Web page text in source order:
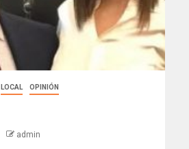
LOCAL OPINIÓN
admin